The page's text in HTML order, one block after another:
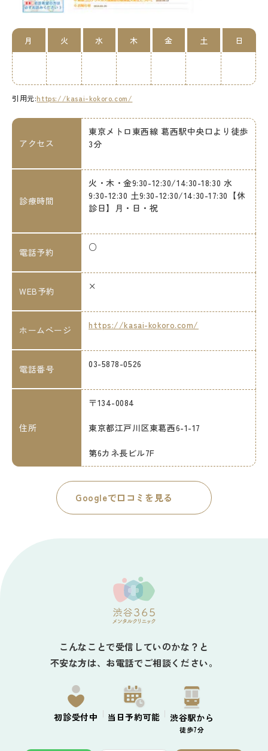
月 火 水 木 金 土 日
引用元:https://kasai-kokoro.com/
アクセス
東京メトロ東西線 葛西駅中央口より徒歩
3分
診療時間
火・木・金9:30-12:30/14:30-18:30 水
9:30-12:30 土9:30-12:30/14:30-17:30【休
診日】月・日・祝
電話予約 ○
WEB予約 ×
ホームページ https://kasai-kokoro.com/
電話番号 03-5878-0526
住所
〒134-0084
東京都江戸川区東葛西6-1-17
第6カネ長ビル7F
Googleで口コミを見る
初診受付中 当日予約可能 渋谷駅から
徒歩7分
こんなことで受信していのかな？と
不安な方は、お電話でご相談ください。